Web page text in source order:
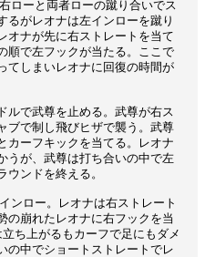
ローと両者ローの蹴り合いでス
るがレオナは左インローを蹴り
オナが先に右ストレートを当て
順で左フックが当たる。ここで
てしまいレオナに回復の時間が
で武尊を止める。武尊が右ス
ブで制し飛びヒザで襲う。武尊
カーフキックを当てる。レオナ
うが、武尊は打ち合いの中で左
ウンドを終える。
ンロー。レオナは右ストレート
の崩れたレオナに右フックを当
ち上がるもカーフで足にもダメ
の中でショートストレートでレ